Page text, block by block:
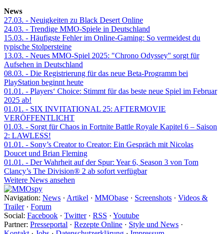
News
27.03. - Neuigkeiten zu Black Desert Online
24.03. - Trendige MMO-Spiele in Deutschland
15.03. - Häufigste Fehler im Online-Gaming: So vermeidest du
typische Stolpersteine
13.03. - Neues MMO-Spiel 2025: "Chrono Odyssey" sorgt für
Aufsehen in Deutschland
08.03. - Die Registrierung für das neue Beta-Programm bei
PlayStation beginnt heute
01.01. - Players‘ Choice: Stimmt für das beste neue Spiel im Februar
2025 ab!
01.01. - SIX INVITATIONAL 25: AFTERMOVIE
VERÖFFENTLICHT
01.03. - Sorgt für Chaos in Fortnite Battle Royale Kapitel 6 – Saison
2: LAWLESS!
01.01. - Sony’s Creator to Creator: Ein Gespräch mit Nicolas
Doucet und Brian Fleming
01.01. - Der Wahrheit auf der Spur: Year 6, Season 3 von Tom
Clancy’s The Division® 2 ab sofort verfügbar
Weitere News ansehen
Navigation: News · Artikel · MMObase · Screenshots · Videos &
Trailer· Forum
Social: Facebook · Twitter· RSS · Youtube
Partner: Presseportal · Rezepte Online · Style und News ·